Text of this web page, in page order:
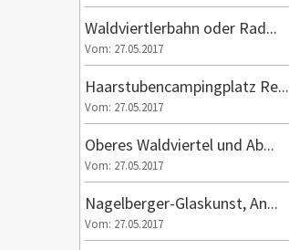
Waldviertlerbahn oder Rad...
Vom: 27.05.2017
Haarstubencampingplatz Re...
Vom: 27.05.2017
Oberes Waldviertel und Ab...
Vom: 27.05.2017
Nagelberger-Glaskunst, An...
Vom: 27.05.2017